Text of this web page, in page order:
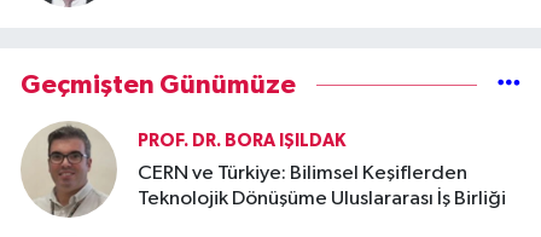
Geçmişten Günümüze
PROF. DR. BORA IŞILDAK
CERN ve Türkiye: Bilimsel Keşiflerden
Teknolojik Dönüşüme Uluslararası İş Birliği